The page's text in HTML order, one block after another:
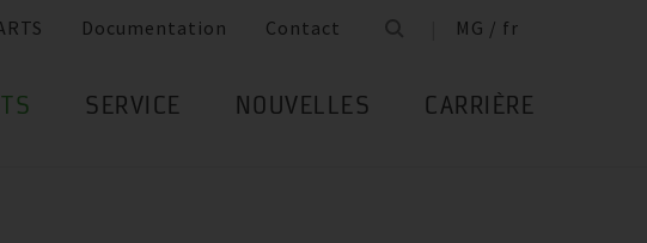
Documentation Contact MG / fr
SERVICE NOUVELLES CARRIÈRE